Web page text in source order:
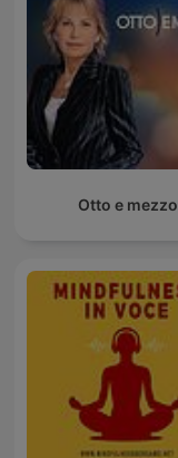
Otto e mezzo